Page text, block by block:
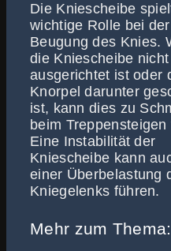
Die Kniescheibe
wichtige Rolle bei der
Beugung des Knies.
die Kniescheibe
ausgerichtet ist oder
Knorpel darunter
ist, kann dies zu
beim Treppensteigen
Eine Instabilität der
Kniescheibe kann
einer Überbelastung
Kniegelenks führen.
Mehr zum Thema: